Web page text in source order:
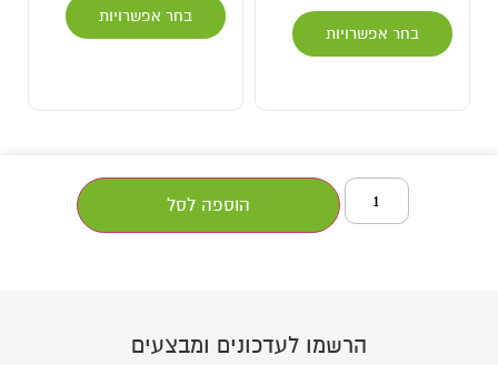
בחר אפשרויות
בחר אפשרויות
הוספה לסל
הרשמו לעדכונים ומבצעים